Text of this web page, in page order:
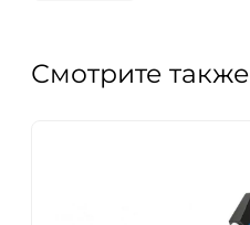
Смотрите также